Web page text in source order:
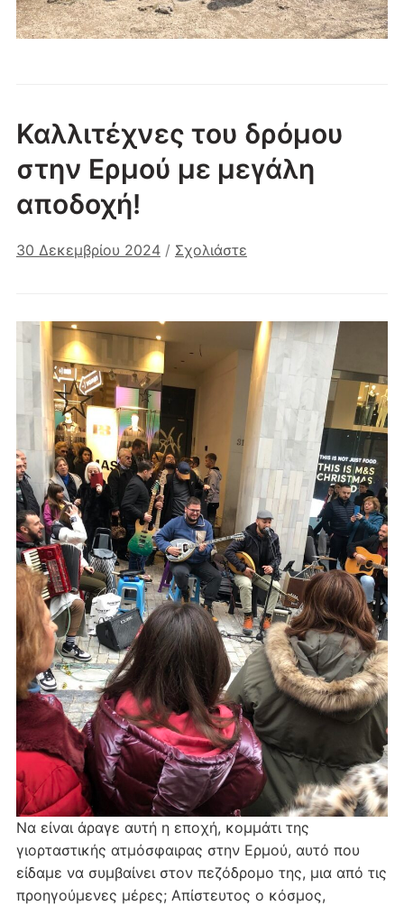
Καλλιτέχνες του δρόμου
στην Ερμού με μεγάλη
αποδοχή!
30 Δεκεμβρίου 2024 / Σχολιάστε
Να είναι άραγε αυτή η εποχή, κομμάτι της
γιορταστικής ατμόσφαιρας στην Ερμού, αυτό που
είδαμε να συμβαίνει στον πεζόδρομο της, μια από τις
προηγούμενες μέρες; Απίστευτος ο κόσμος,